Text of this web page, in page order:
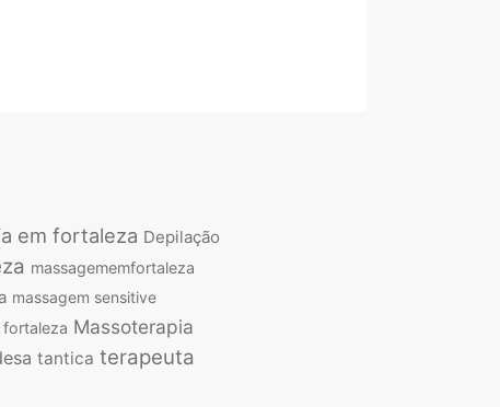
em fortaleza Depilação
massagememfortaleza
massagem sensitive
fortaleza Massoterapia
tantica terapeuta